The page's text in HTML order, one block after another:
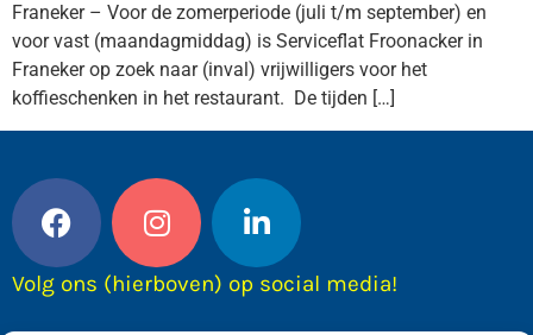
Franeker – Voor de zomerperiode (juli t/m september) en
voor vast (maandagmiddag) is Serviceflat Froonacker in
Franeker op zoek naar (inval) vrijwilligers voor het
koffieschenken in het restaurant. De tijden […]
Volg ons (hierboven) op social media!